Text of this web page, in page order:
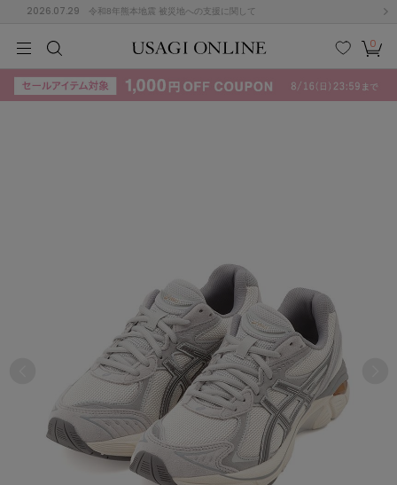
2026.07.29 令和8年熊本地震 被災地への支援に関して
検索
お気
に入
カー
ト
0
KIDSBABYBEAUTYLIFE STYLE
KIDSBABYBEAUTYLIFE STYLE
他
アディダス
adidas by Stella McCartney
アディダス バイ ステラマッカートニー